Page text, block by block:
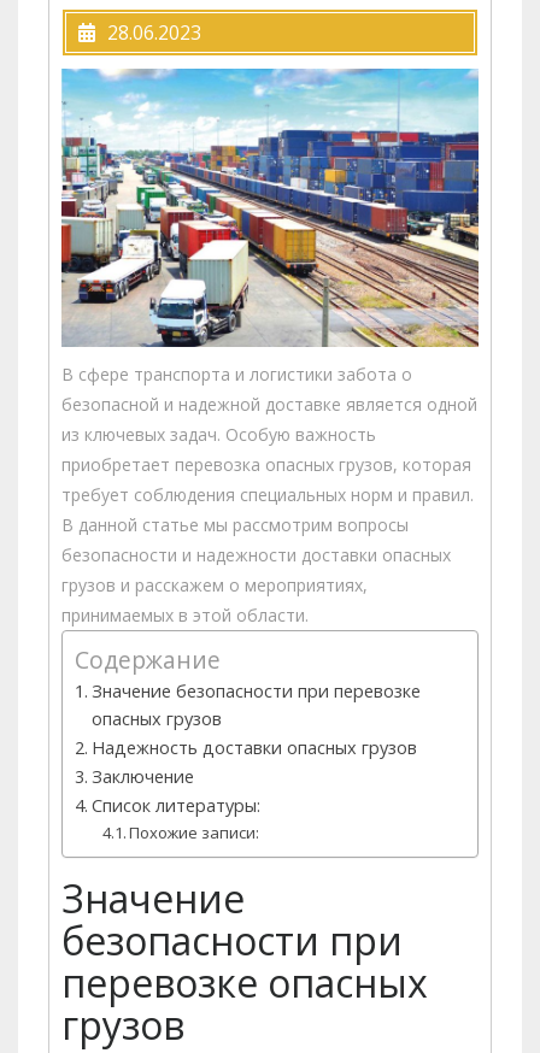
28.06.2023
В сфере транспорта и логистики забота о
безопасной и надежной доставке является одной
из ключевых задач. Особую важность
приобретает перевозка опасных грузов, которая
требует соблюдения специальных норм и правил.
В данной статье мы рассмотрим вопросы
безопасности и надежности доставки опасных
грузов и расскажем о мероприятиях,
принимаемых в этой области.
Содержание
Значение безопасности при перевозке
опасных грузов
Надежность доставки опасных грузов
Заключение
Список литературы:
Похожие записи:
Значение
безопасности при
перевозке опасных
грузов